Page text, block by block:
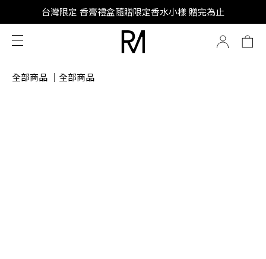
SUPER JUNIOR-D&E 全新代言
台灣限定 香膏禮盒隨贈限定香水小樣 贈完為止
SUPER JUNIOR-D&E 全新代言
全部商品 全部商品